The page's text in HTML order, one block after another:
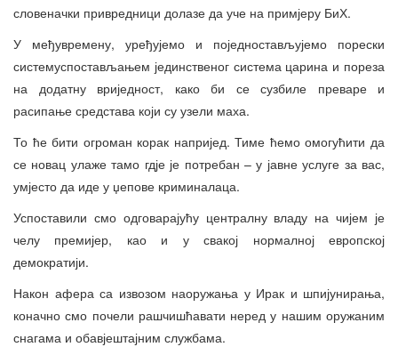
словеначки привредници долазе да уче на примјеру БиХ.
У међувремену, уређујемо и поједностављујемо порески
системуспостављањем јединственог система царина и пореза
на додатну вриједност, како би се сузбиле преваре и
расипање средстава који су узели маха.
То ће бити огроман корак напријед. Тиме ћемо омогућити да
се новац улаже тамо гдје је потребан – у јавне услуге за вас,
умјесто да иде у џепове криминалаца.
Успоставили смо одговарајућу централну владу на чијем је
челу премијер, као и у свакој нормалној европској
демократији.
Након афера са извозом наоружања у Ирак и шпијунирања,
коначно смо почели рашчишћавати неред у нашим оружаним
снагама и обавјештајним службама.